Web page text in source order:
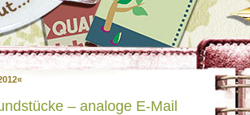
– analoge E-Mail